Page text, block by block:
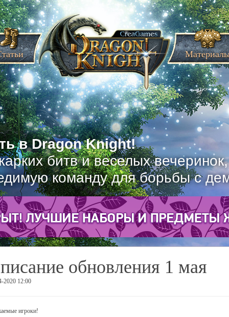
в Dragon Knight!
битв и веселых
команду для борьбы с
обновления 1 мая
2020 12:00
игроки!